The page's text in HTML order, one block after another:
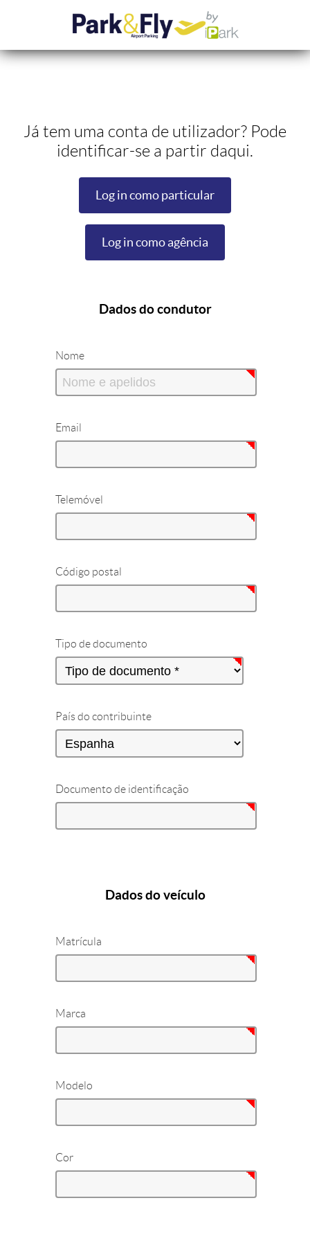
Já tem uma conta de utilizador? Pode
identificar-se a partir daqui.
Log in como particular
Log in como agência
Dados do condutor
Nome
Email
Telemóvel
Código postal
Tipo de documento
País do contribuinte
Documento de identificação
Dados do veículo
Matrícula
Marca
Modelo
Cor